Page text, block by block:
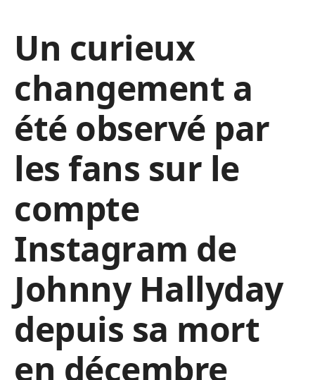
Un curieux
changement a
été observé par
les fans sur le
compte
Instagram de
Johnny Hallyday
depuis sa mort
en décembre